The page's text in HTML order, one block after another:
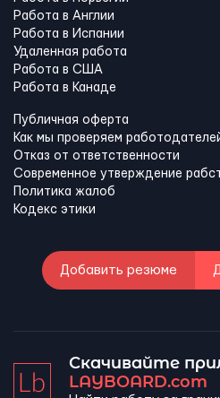
Работа в Англии
Работа в Испании
Удаленная работа
Работа в США
Работа в Канадe
Публичная оферта
Как мы проверяем
Отказ от ответственности
Современное утверждение
Политика жалоб
Кодекс этики
Добавить резюме
Скачивайте
LAYBOARD.com